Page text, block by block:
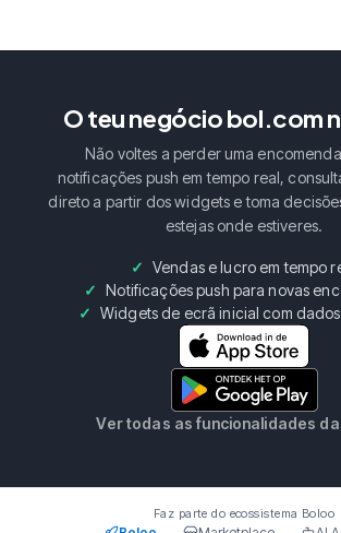
O teu negócio bol.com
Não voltes a perder uma
notificações push em tempo real,
direto a partir dos widgets e toma
estejas onde estiveres.
Vendas e lucro em tempo
Notificações push para novas
Widgets de ecrã inicial com
Ver todas as funcionalidades
Faz parte do ecossistema Boloo